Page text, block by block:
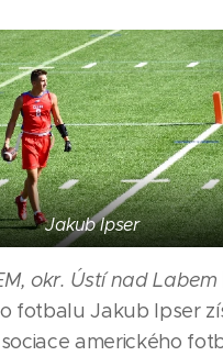
Jakub Ipser
okr. Ústí nad Labem
fotbalu Jakub Ipser
amerického